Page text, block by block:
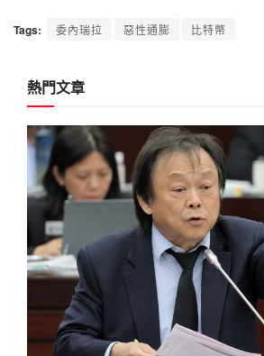
Tags: 委內瑞拉 惡性通膨 比特幣
熱門文章